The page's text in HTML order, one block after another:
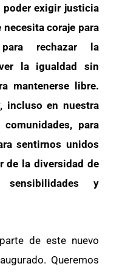
poder exigir justicia
coraje para
rechazar la
la igualdad sin
mantenerse libre.
incluso en nuestra
para
sentirnos unidos
de la diversidad de
sensibilidades y
de este nuevo
Queremos